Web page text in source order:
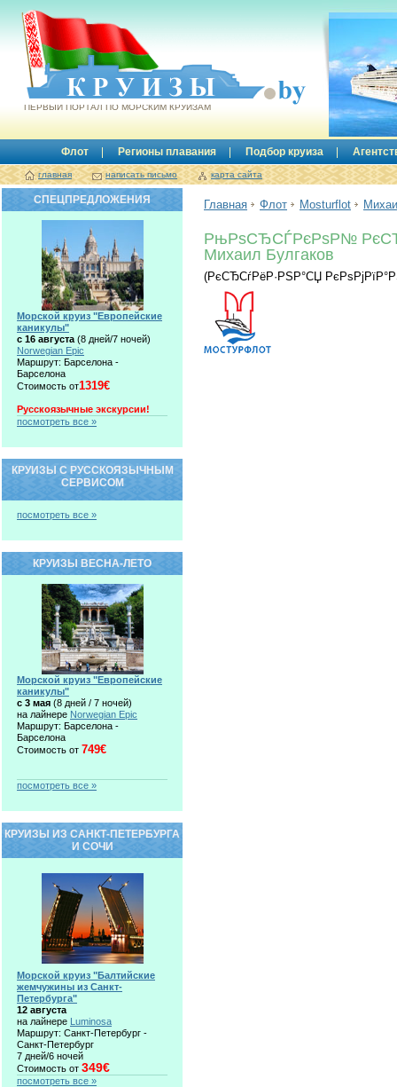
Круизы.by
ПЕРВЫЙ ПОРТАЛ ПО МОРСКИМ КРУИЗАМ
Флот Регионы плавания Подбор круиза
главная написать письмо карта сайта
Главная Флот Mosturflot
РњРѕСЂСЃРєРѕР№
Михаил Булгаков
(РєСЂСѓРёР·РЅР°СЏ
СПЕЦПРЕДЛОЖЕНИЯ
Морской круиз "Европейские
каникулы"
с 16 августа (8 дней/7 ночей)
Norwegian Epic
Маршрут: Барселона -
Барселона
Стоимость от1319€
Русскоязычные экскурсии!
посмотреть все »
КРУИЗЫ С РУССКОЯЗЫЧНЫМ
СЕРВИСОМ
посмотреть все »
КРУИЗЫ ВЕСНА-ЛЕТО
Морской круиз "Европейские
каникулы"
c 3 мая (8 дней / 7 ночей)
на лайнере Norwegian Epic
Маршрут: Барселона -
Барселона
Стоимость от 749€
посмотреть все »
КРУИЗЫ ИЗ САНКТ-ПЕТЕРБУРГА
И СОЧИ
Морской круиз "Балтийские
жемчужины из Санкт-
Петербурга"
12 августа
на лайнере Luminosa
Маршрут: Санкт-Петербург -
Санкт-Петербург
7 дней/6 ночей
Стоимость от 349€
посмотреть все »